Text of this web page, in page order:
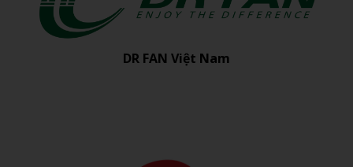
DR FAN Việt Nam